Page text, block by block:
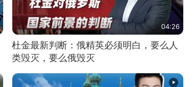
04:26
杜金最新判断：俄精英必须明白，要么人
类毁灭，要么俄毁灭